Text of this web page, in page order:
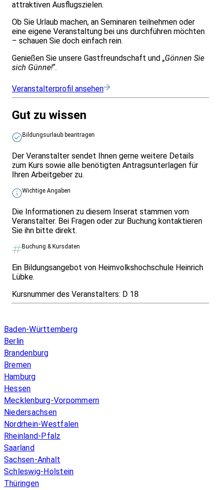
attraktiven Ausflugszielen.
Ob Sie Urlaub machen, an Seminaren teilnehmen oder
eine eigene Veranstaltung bei uns durchführen möchten
– schauen Sie doch einfach rein.
Genießen Sie unsere Gastfreundschaft und „Gönnen Sie
sich Günne!“.
Veranstalterprofil ansehen
Gut zu wissen
Bildungsurlaub beantragen
Der Veranstalter sendet Ihnen gerne weitere Details
zum Kurs sowie alle benötigten Antragsunterlagen für
Ihren Arbeitgeber zu.
Wichtige Angaben
Die Informationen zu diesem Inserat stammen vom
Veranstalter. Bei Fragen oder zur Buchung kontaktieren
Sie ihn bitte direkt.
Buchung & Kursdaten
Ein Bildungsangebot von Heimvolkshochschule Heinrich
Lübke.
Kursnummer des Veranstalters: D 18
Baden-Württemberg
Berlin
Brandenburg
Bremen
Hamburg
Hessen
Mecklenburg-Vorpommern
Niedersachsen
Nordrhein-Westfalen
Rheinland-Pfalz
Saarland
Sachsen-Anhalt
Schleswig-Holstein
Thüringen